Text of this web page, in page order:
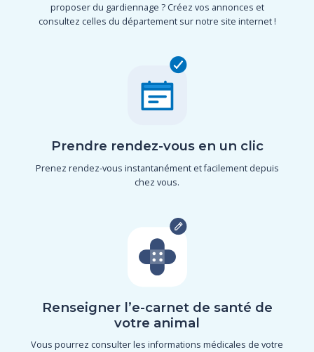
proposer du gardiennage ? Créez vos annonces et
consultez celles du département sur notre site internet !
Prendre rendez-vous en un clic
Prenez rendez-vous instantanément et facilement depuis
chez vous.
Renseigner l’e-carnet de santé de
votre animal
Vous pourrez consulter les informations médicales de votre